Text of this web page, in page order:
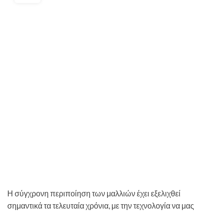
Η σύγχρονη περιποίηση των μαλλιών έχει εξελιχθεί
σημαντικά τα τελευταία χρόνια, με την τεχνολογία να μας